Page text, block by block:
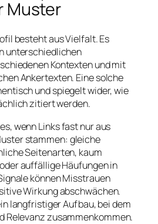
Muster
besteht aus Vielfalt. Es
unterschiedlichen
Kontexten und mit
Ankertexten. Eine solche
und spiegelt wider, wie
zitiert werden.
wenn Links fast nur aus
stammen: gleiche
Seitenarten, kaum
auffällige Häufungen in
können Misstrauen
Wirkung abschwächen.
langfristiger Aufbau, bei dem
Relevanz zusammenkommen.